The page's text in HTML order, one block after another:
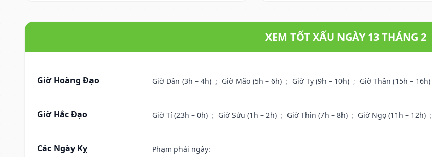
XEM TỐT XẤU NGÀY 13 THÁNG 2
Giờ Hoàng Đạo Giờ Dần (3h – 4h) ; Giờ Mão (5h – 6h) ; Giờ Tỵ (9h – 10h) ; Giờ Thân (15h – 16h)
Giờ Hắc Đạo Giờ Tí (23h – 0h) ; Giờ Sửu (1h – 2h) ; Giờ Thìn (7h – 8h) ; Giờ Ngọ (11h – 12h) ;
Các Ngày Kỵ
Phạm phải ngày: